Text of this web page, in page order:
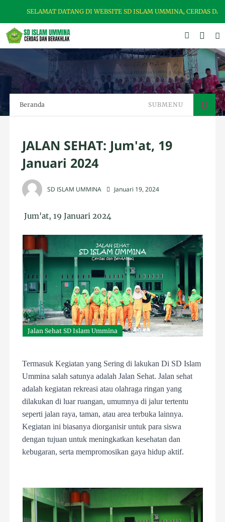
DATANG DI WEBSITE SD ISLAM UMMINA, CERDAS DAN BERAKHLAK
Beranda SUBMENU
JALAN SEHAT: Jum'at, 19
Januari 2024
SD ISLAM UMMINA Januari 19, 2024
Jum'at, 19 Januari 2024
Jalan Sehat SD Islam Ummina
Termasuk Kegiatan yang Sering di lakukan Di SD Islam
Ummina salah satunya adalah Jalan Sehat. Jalan sehat
adalah kegiatan rekreasi atau olahraga ringan yang
dilakukan di luar ruangan, umumnya di jalur tertentu
seperti jalan raya, taman, atau area terbuka lainnya.
Kegiatan ini biasanya diorganisir untuk para siswa
dengan tujuan untuk meningkatkan kesehatan dan
kebugaran, serta mempromosikan gaya hidup aktif.